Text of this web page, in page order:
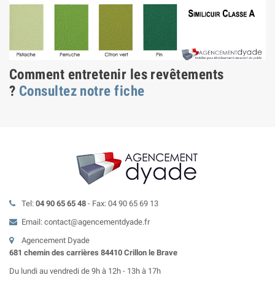
Comment entretenir les revêtements
? Consultez notre fiche
Tel: 04 90 65 65 48 - Fax: 04 90 65 69 13
Email: contact@agencementdyade.fr
Agencement Dyade
681 chemin des carrières 84410 Crillon le Brave
Du lundi au vendredi de 9h à 12h - 13h à 17h